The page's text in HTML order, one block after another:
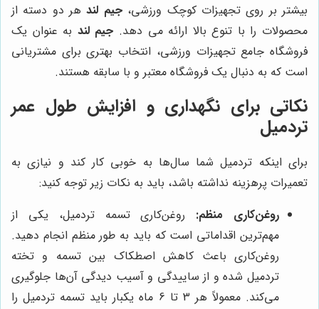
بیشتر بر روی تجهیزات کوچک ورزشی،جیم لندهر دو دسته از
محصولات را با تنوع بالا ارائه می دهد. جیم لند به عنوان یک
فروشگاه جامع تجهیزات ورزشی، انتخاب بهتری برای مشتریانی
است که به دنبال یک فروشگاه معتبر و با سابقه هستند.
نکاتی برای نگهداری و افزایش طول عمر
تردمیل
برای اینکه تردمیل شما سال‌ها به خوبی کار کند و نیازی به
تعمیرات پرهزینه نداشته باشد، باید به نکات زیر توجه کنید:
روغن‌کاری منظم: روغن‌کاری تسمه تردمیل، یکی از
مهم‌ترین اقداماتی است که باید به طور منظم انجام دهید.
روغن‌کاری باعث کاهش اصطکاک بین تسمه و تخته
تردمیل شده و از ساییدگی و آسیب دیدگی آن‌ها جلوگیری
می‌کند. معمولاً هر 3 تا 6 ماه یکبار باید تسمه تردمیل را